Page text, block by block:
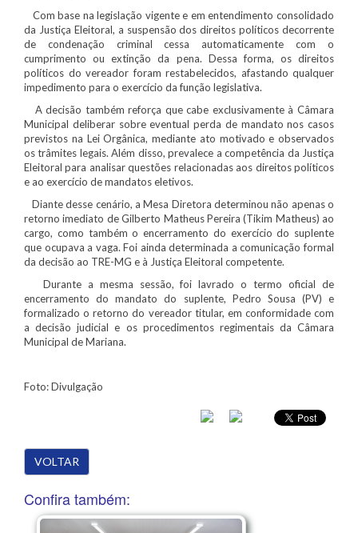
Com base na legislação vigente e em entendimento consolidado
da Justiça Eleitoral, a suspensão dos direitos políticos decorrente
de condenação criminal cessa automaticamente com o
cumprimento ou extinção da pena. Dessa forma, os direitos
políticos do vereador foram restabelecidos, afastando qualquer
impedimento para o exercício da função legislativa.
A decisão também reforça que cabe exclusivamente à Câmara
Municipal deliberar sobre eventual perda de mandato nos casos
previstos na Lei Orgânica, mediante ato motivado e observados
os trâmites legais. Além disso, prevalece a competência da Justiça
Eleitoral para analisar questões relacionadas aos direitos políticos
e ao exercício de mandatos eletivos.
Diante desse cenário, a Mesa Diretora determinou não apenas o
retorno imediato de Gilberto Matheus Pereira (Tikim Matheus) ao
cargo, como também o encerramento do exercício do suplente
que ocupava a vaga. Foi ainda determinada a comunicação formal
da decisão ao TRE-MG e à Justiça Eleitoral competente.
Durante a mesma sessão, foi lavrado o termo oficial de
encerramento do mandato do suplente, Pedro Sousa (PV) e
formalizado o retorno do vereador titular, em conformidade com
a decisão judicial e os procedimentos regimentais da Câmara
Municipal de Mariana.
Foto: Divulgação
VOLTAR
Confira também: